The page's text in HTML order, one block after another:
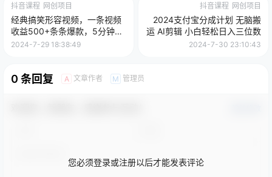
抖音课程 网创项目
经典搞笑形容视频，一条视频
收益500+条条爆款，5分钟一
条原创，多种变现方式
2024-7-29 18:38:49
抖音课程 网创项目
2024支付宝分成计划 无脑搬
运 AI剪辑 小白轻松日入三位数
2024-7-30 23:10:43
0 条回复 A 文章作者 M 管理员
您必须登录或注册以后才能发表评论